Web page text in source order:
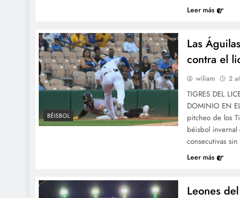
Leer más
BÉISBOL
Las
contra el
wiliam 2
TIGRES DEL
DOMINIO EN
pitcheo de los
béisbol
consecutivas
Leer más
Leones